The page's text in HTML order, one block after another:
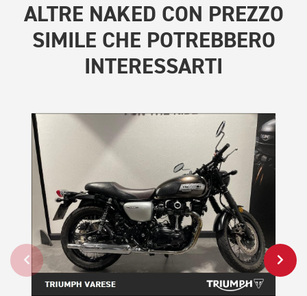
ALTRE NAKED CON PREZZO
SIMILE CHE POTREBBERO
INTERESSARTI